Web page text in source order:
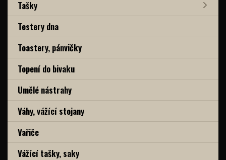
Tašky
Testery dna
Toastery, pánvičky
Topení do bivaku
Umělé nástrahy
Váhy, vážící stojany
Vařiče
Vážící tašky, saky